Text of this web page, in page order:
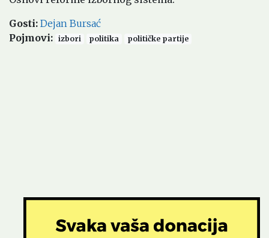
Gosti: Dejan Bursać
Pojmovi: izbori politika političke partije